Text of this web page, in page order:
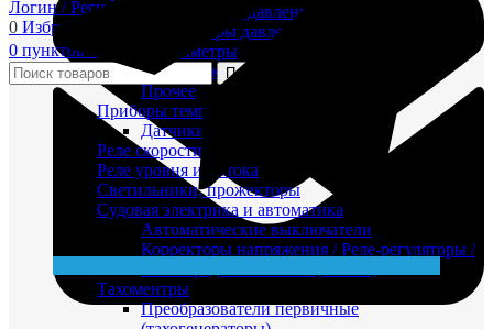
Датчики реле давления
Индикаторы давления
Максиметры
Приемники давления
Прочее
Приборы температуры
Датчики реле температуры
Реле скорости
Реле уровня и потока
Светильники, прожекторы
Судовая электрика и автоматика
Автоматические выключатели
Корректоры напряжения / Реле-регуляторы /
Тахоментры
Преобразователи первичные
Логин / Регистрация
0 Избранные
0 пунктов 0,00
Поиск